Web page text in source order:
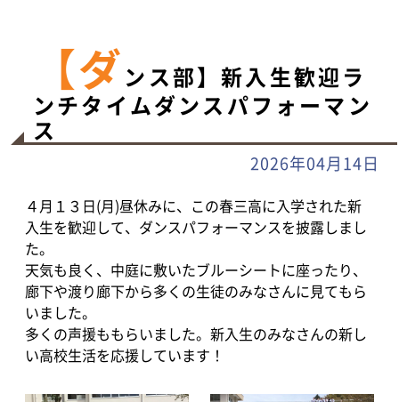
【ダ ンス部】新入生歓迎ラ
ンチタイムダンスパフォーマン
ス
2026年04月14日
４月１３日(月)昼休みに、この春三高に入学された新
入生を歓迎して、ダンスパフォーマンスを披露しまし
た。
天気も良く、中庭に敷いたブルーシートに座ったり、
廊下や渡り廊下から多くの生徒のみなさんに見てもら
いました。
多くの声援ももらいました。新入生のみなさんの新し
い高校生活を応援しています！